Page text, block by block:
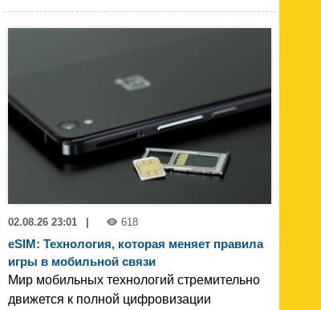
02.08.26 23:01 | 618
eSIM: Технология, которая меняет правила
игры в мобильной связи
Мир мобильных технологий стремительно
движется к полной цифровизации